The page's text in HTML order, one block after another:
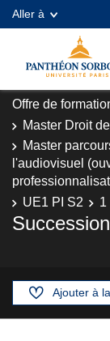
Aller à
Offre de
Master Droit
Master
l'audiovisuel
UE1 PI S2
1
Ajouter à